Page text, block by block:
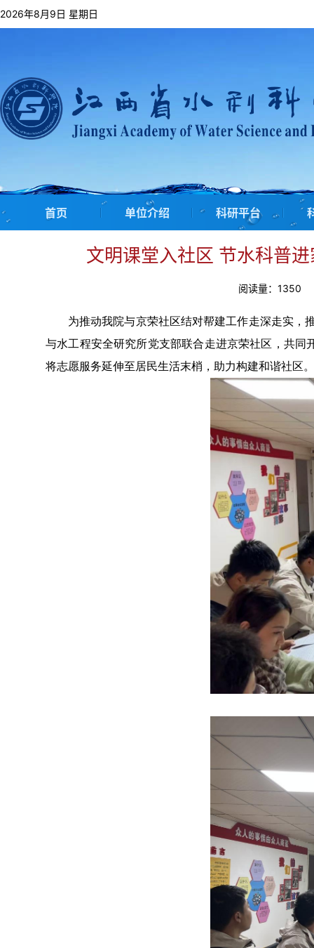
2026年8月9日 星期日
首页 单位介绍 科研平台
文明课堂入社区 节水科普
阅读量： 1350
为推动我院与京荣社区结对帮建工作走深走实，
与水工程安全研究所党支部联合走进京荣社区，共同
将志愿服务延伸至居民生活末梢，助力构建和谐社区。